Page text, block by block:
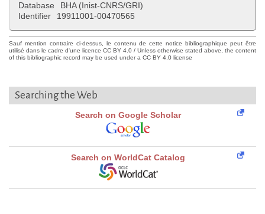
Database
BHA (Inist-CNRS/GRI)
Identifier
19911001-00470565
Sauf mention contraire ci-dessus, le contenu de cette notice bibliographique peut être
utilisé dans le cadre d'une licence CC BY 4.0 / Unless otherwise stated above, the content
of this bibliographic record may be used under a CC BY 4.0 license
Searching the Web
Search on Google Scholar
Search on WorldCat Catalog